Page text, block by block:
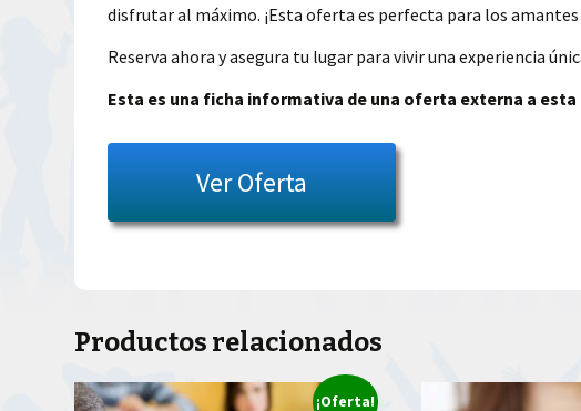
disfrutar al máximo. ¡Esta oferta es perfecta para los
Reserva ahora y asegura tu lugar para vivir una experiencia
Esta es una ficha informativa de una oferta externa a
Ver Oferta
Productos relacionados
¡Oferta!